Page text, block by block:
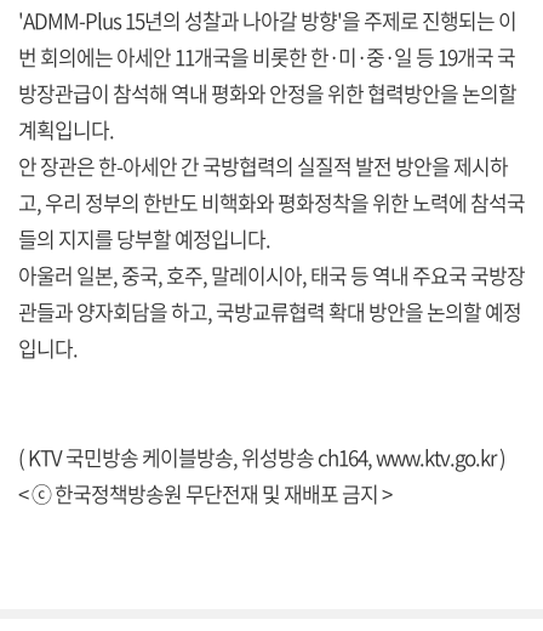
'ADMM-Plus 15년의 성찰과 나아갈 방향'을 주제로 진행되는 이
번 회의에는 아세안 11개국을 비롯한 한·미·중·일 등 19개국 국
방장관급이 참석해 역내 평화와 안정을 위한 협력방안을 논의할
계획입니다.
안 장관은 한-아세안 간 국방협력의 실질적 발전 방안을 제시하
고, 우리 정부의 한반도 비핵화와 평화정착을 위한 노력에 참석국
들의 지지를 당부할 예정입니다.
아울러 일본, 중국, 호주, 말레이시아, 태국 등 역내 주요국 국방장
관들과 양자회담을 하고, 국방교류협력 확대 방안을 논의할 예정
입니다.
( KTV 국민방송 케이블방송, 위성방송 ch164,www.ktv.go.kr)
< ⓒ 한국정책방송원 무단전재 및 재배포 금지 >